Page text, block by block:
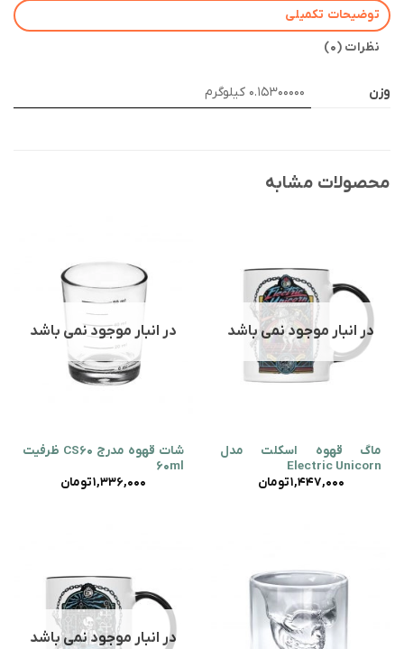
توضیحات تکمیلی
نظرات (0)
وزن 0.15300000 کیلوگرم
محصولات مشابه
در انبار موجود نمی باشد
ماگ قهوه اسکلت مدل
Electric Unicorn
1,447,000تومان
در انبار موجود نمی باشد
شات قهوه مدرج CS60 ظرفیت
60ml
1,336,000تومان
در انبار موجود نمی باشد